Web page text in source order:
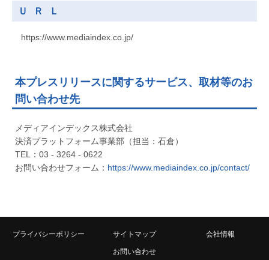
ＵＲＬ
https://www.mediaindex.co.jp/
本プレスリリースに関するサービス、取材等のお
問い合わせ先
メディアインデックス株式会社
決済プラットフォーム事業部（担当：石倉）
TEL：03 - 3264 - 0622
お問い合わせフォーム： https://www.mediaindex.co.jp/contact/
プライバシーポリシー サイトマップ 会社情報
お問い合わせ